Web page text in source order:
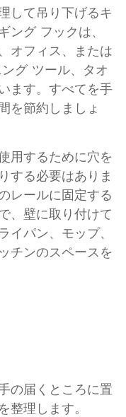
して吊り下げるキ
ング フックは、
オフィス、または
グ ツール、タオ
ます。すべてを手
を節約しましょ
用するために穴を
する必要はありま
レールに固定する
、壁に取り付けて
イパン、モップ、
チンのスペースを
の届くところに置
整理します。